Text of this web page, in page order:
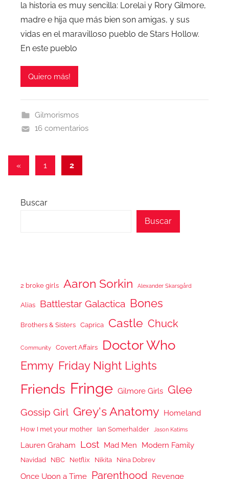
la historia es muy sencilla: Lorelai y Rory Gilmore,
madre e hija que más bien son amigas, y sus
vidas en el maravilloso pueblo de Stars Hollow.
En este pueblo
Quiero más!
Gilmorismos
16 comentarios
Paginación
entradas
«Entradas
1 2
Buscar
Buscar
2 broke girls Aaron Sorkin Alexander Skarsgård
Alias Battlestar Galactica Bones
Brothers & Sisters Caprica Castle Chuck
Community Covert Affairs Doctor Who
Emmy Friday Night Lights
Friends Fringe Gilmore Girls Glee
Gossip Girl Grey's Anatomy Homeland
How I met your mother Ian Somerhalder Jason Katims
Lauren Graham Lost Mad Men Modern Family
Navidad NBC Netflix Nikita Nina Dobrev
Once Upon a Time Parenthood Revenge